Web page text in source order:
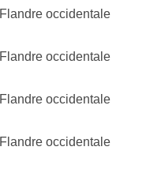
Flandre occidentale
Flandre occidentale
Flandre occidentale
Flandre occidentale